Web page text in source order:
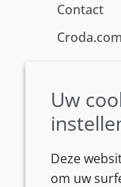
Contact
Croda.com
Uw
Deze
om uw